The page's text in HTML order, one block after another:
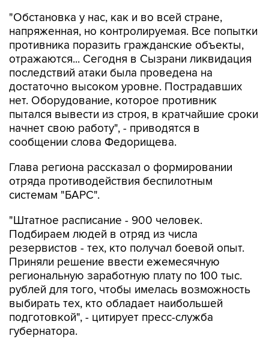
"Обстановка у нас, как и во всей стране,
напряженная, но контролируемая. Все попытки
противника поразить гражданские объекты,
отражаются... Сегодня в Сызрани ликвидация
последствий атаки была проведена на
достаточно высоком уровне. Пострадавших
нет. Оборудование, которое противник
пытался вывести из строя, в кратчайшие сроки
начнет свою работу", - приводятся в
сообщении слова Федорищева.
Глава региона рассказал о формировании
отряда противодействия беспилотным
системам "БАРС".
"Штатное расписание - 900 человек.
Подбираем людей в отряд из числа
резервистов - тех, кто получал боевой опыт.
Приняли решение ввести ежемесячную
региональную заработную плату по 100 тыс.
рублей для того, чтобы имелась возможность
выбирать тех, кто обладает наибольшей
подготовкой", - цитирует пресс-служба
губернатора.